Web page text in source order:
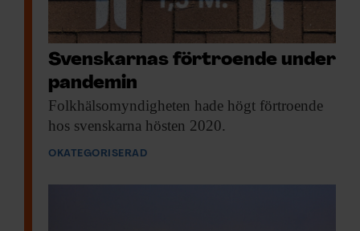
Svenskarnas förtroende under
pandemin
Folkhälsomyndigheten hade högt förtroende
hos svenskarna hösten 2020.
OKATEGORISERAD